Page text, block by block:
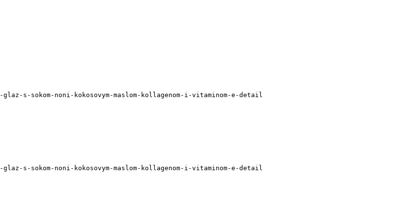
s-sokom-noni-kokosovym-maslom-kollagenom-i-vitaminom-e-detail
s-sokom-noni-kokosovym-maslom-kollagenom-i-vitaminom-e-detail